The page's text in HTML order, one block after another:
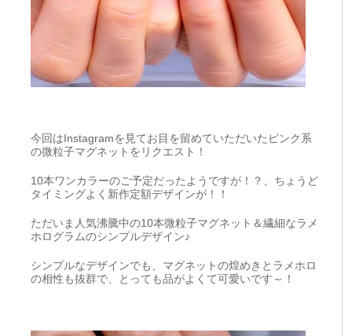
今回はInstagramを見てお目を留めていただいたピンク系
の微粒子マグネットをリクエスト！
10本ワンカラーのご予定だったようですが！？、ちょうど
タイミングよく新作定額デザインが！！
ただいま人気沸騰中の10本微粒子マグネット＆繊細なラメ
ホログラムのシンプルデザイン♪
シンプルなデザインでも、マグネットの煌めきとラメホロ
の相性も抜群で、とっても品がよくて可愛いです～！